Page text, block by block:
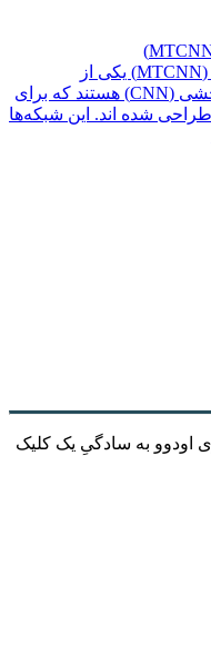
شبکه‌های عصبی پیچشی چند وظیفه‌ای (MTCNN) یکی از
پیشرفته‌ترین انواع شبکه‌های عصبی پیچشی (CNN) هستند که برای
شده اند. این شبکه‌ها
اودوو به سادگیِ یک کلیک